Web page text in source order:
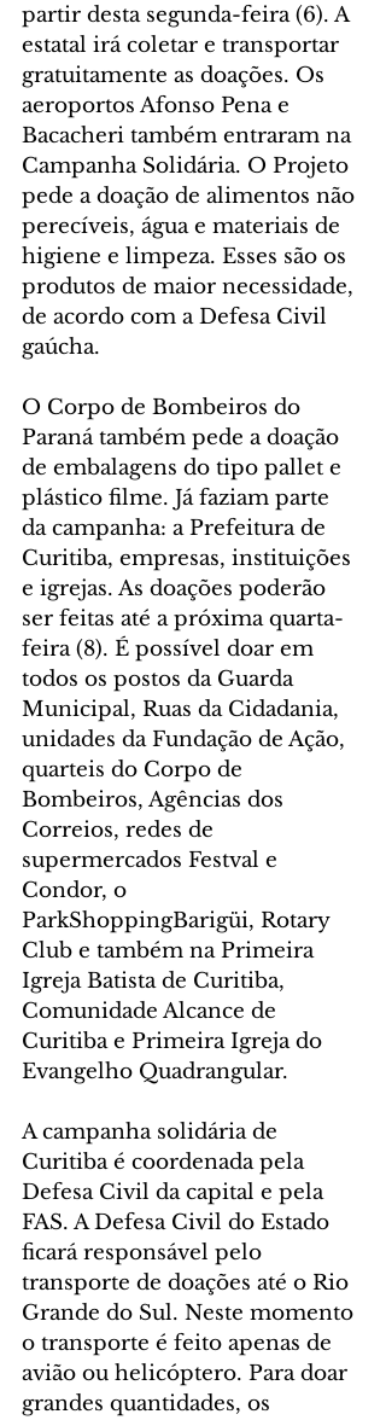
partir desta segunda-feira (6). A
estatal irá coletar e transportar
gratuitamente as doações. Os
aeroportos Afonso Pena e
Bacacheri também entraram na
Campanha Solidária. O Projeto
pede a doação de alimentos não
perecíveis, água e materiais de
higiene e limpeza. Esses são os
produtos de maior necessidade,
de acordo com a Defesa Civil
gaúcha.
O Corpo de Bombeiros do
Paraná também pede a doação
de embalagens do tipo pallet e
plástico filme. Já faziam parte
da campanha: a Prefeitura de
Curitiba, empresas, instituições
e igrejas. As doações poderão
ser feitas até a próxima quarta-
feira (8). É possível doar em
todos os postos da Guarda
Municipal, Ruas da Cidadania,
unidades da Fundação de Ação,
quarteis do Corpo de
Bombeiros, Agências dos
Correios, redes de
supermercados Festval e
Condor, o
ParkShoppingBarigüi, Rotary
Club e também na Primeira
Igreja Batista de Curitiba,
Comunidade Alcance de
Curitiba e Primeira Igreja do
Evangelho Quadrangular.
A campanha solidária de
Curitiba é coordenada pela
Defesa Civil da capital e pela
FAS. A Defesa Civil do Estado
ficará responsável pelo
transporte de doações até o Rio
Grande do Sul. Neste momento
o transporte é feito apenas de
avião ou helicóptero. Para doar
grandes quantidades, os